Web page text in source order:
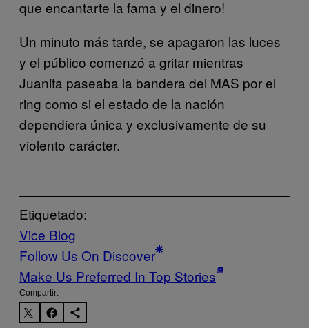
que encantarte la fama y el dinero!
Un minuto más tarde, se apagaron las luces
y el público comenzó a gritar mientras
Juanita paseaba la bandera del MAS por el
ring como si el estado de la nación
dependiera única y exclusivamente de su
violento carácter.
Etiquetado:
Vice Blog
Follow Us On Discover
Make Us Preferred In Top Stories
Compartir: